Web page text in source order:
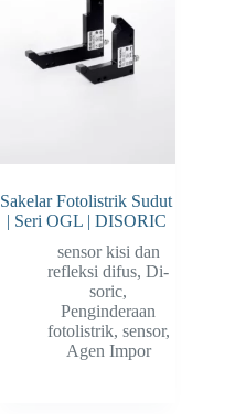
Sakelar Fotolistrik Sudut
| Seri OGL | DISORIC
sensor kisi dan
refleksi difus,Di-
soric,
Penginderaan
fotolistrik, sensor,
Agen Impor